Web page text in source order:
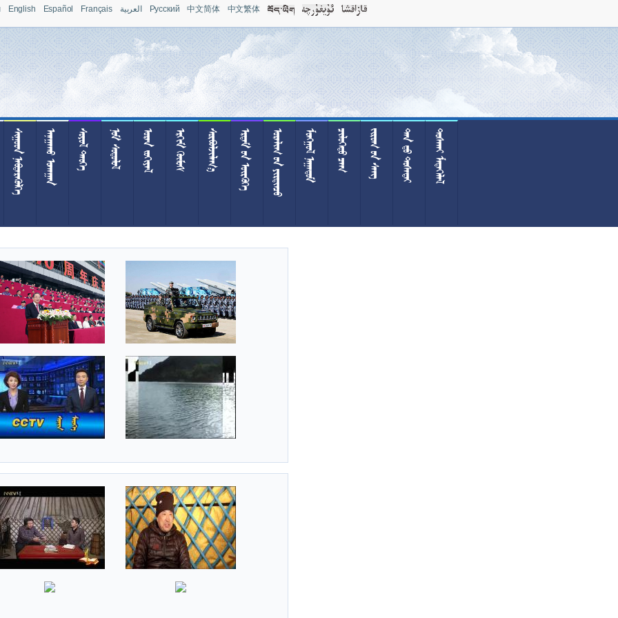
English Español Français العربية Pусский 中文简体 中文繁体
                              